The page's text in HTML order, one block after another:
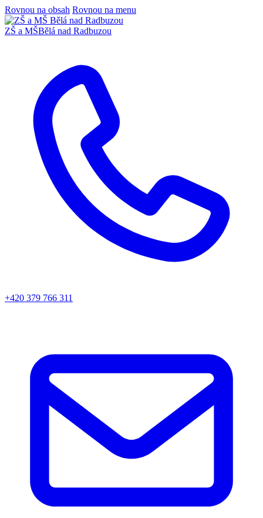
Rovnou na obsah Rovnou na menu
ZŠ a MŠBělá nad Radbuzou
+420 379 766 311